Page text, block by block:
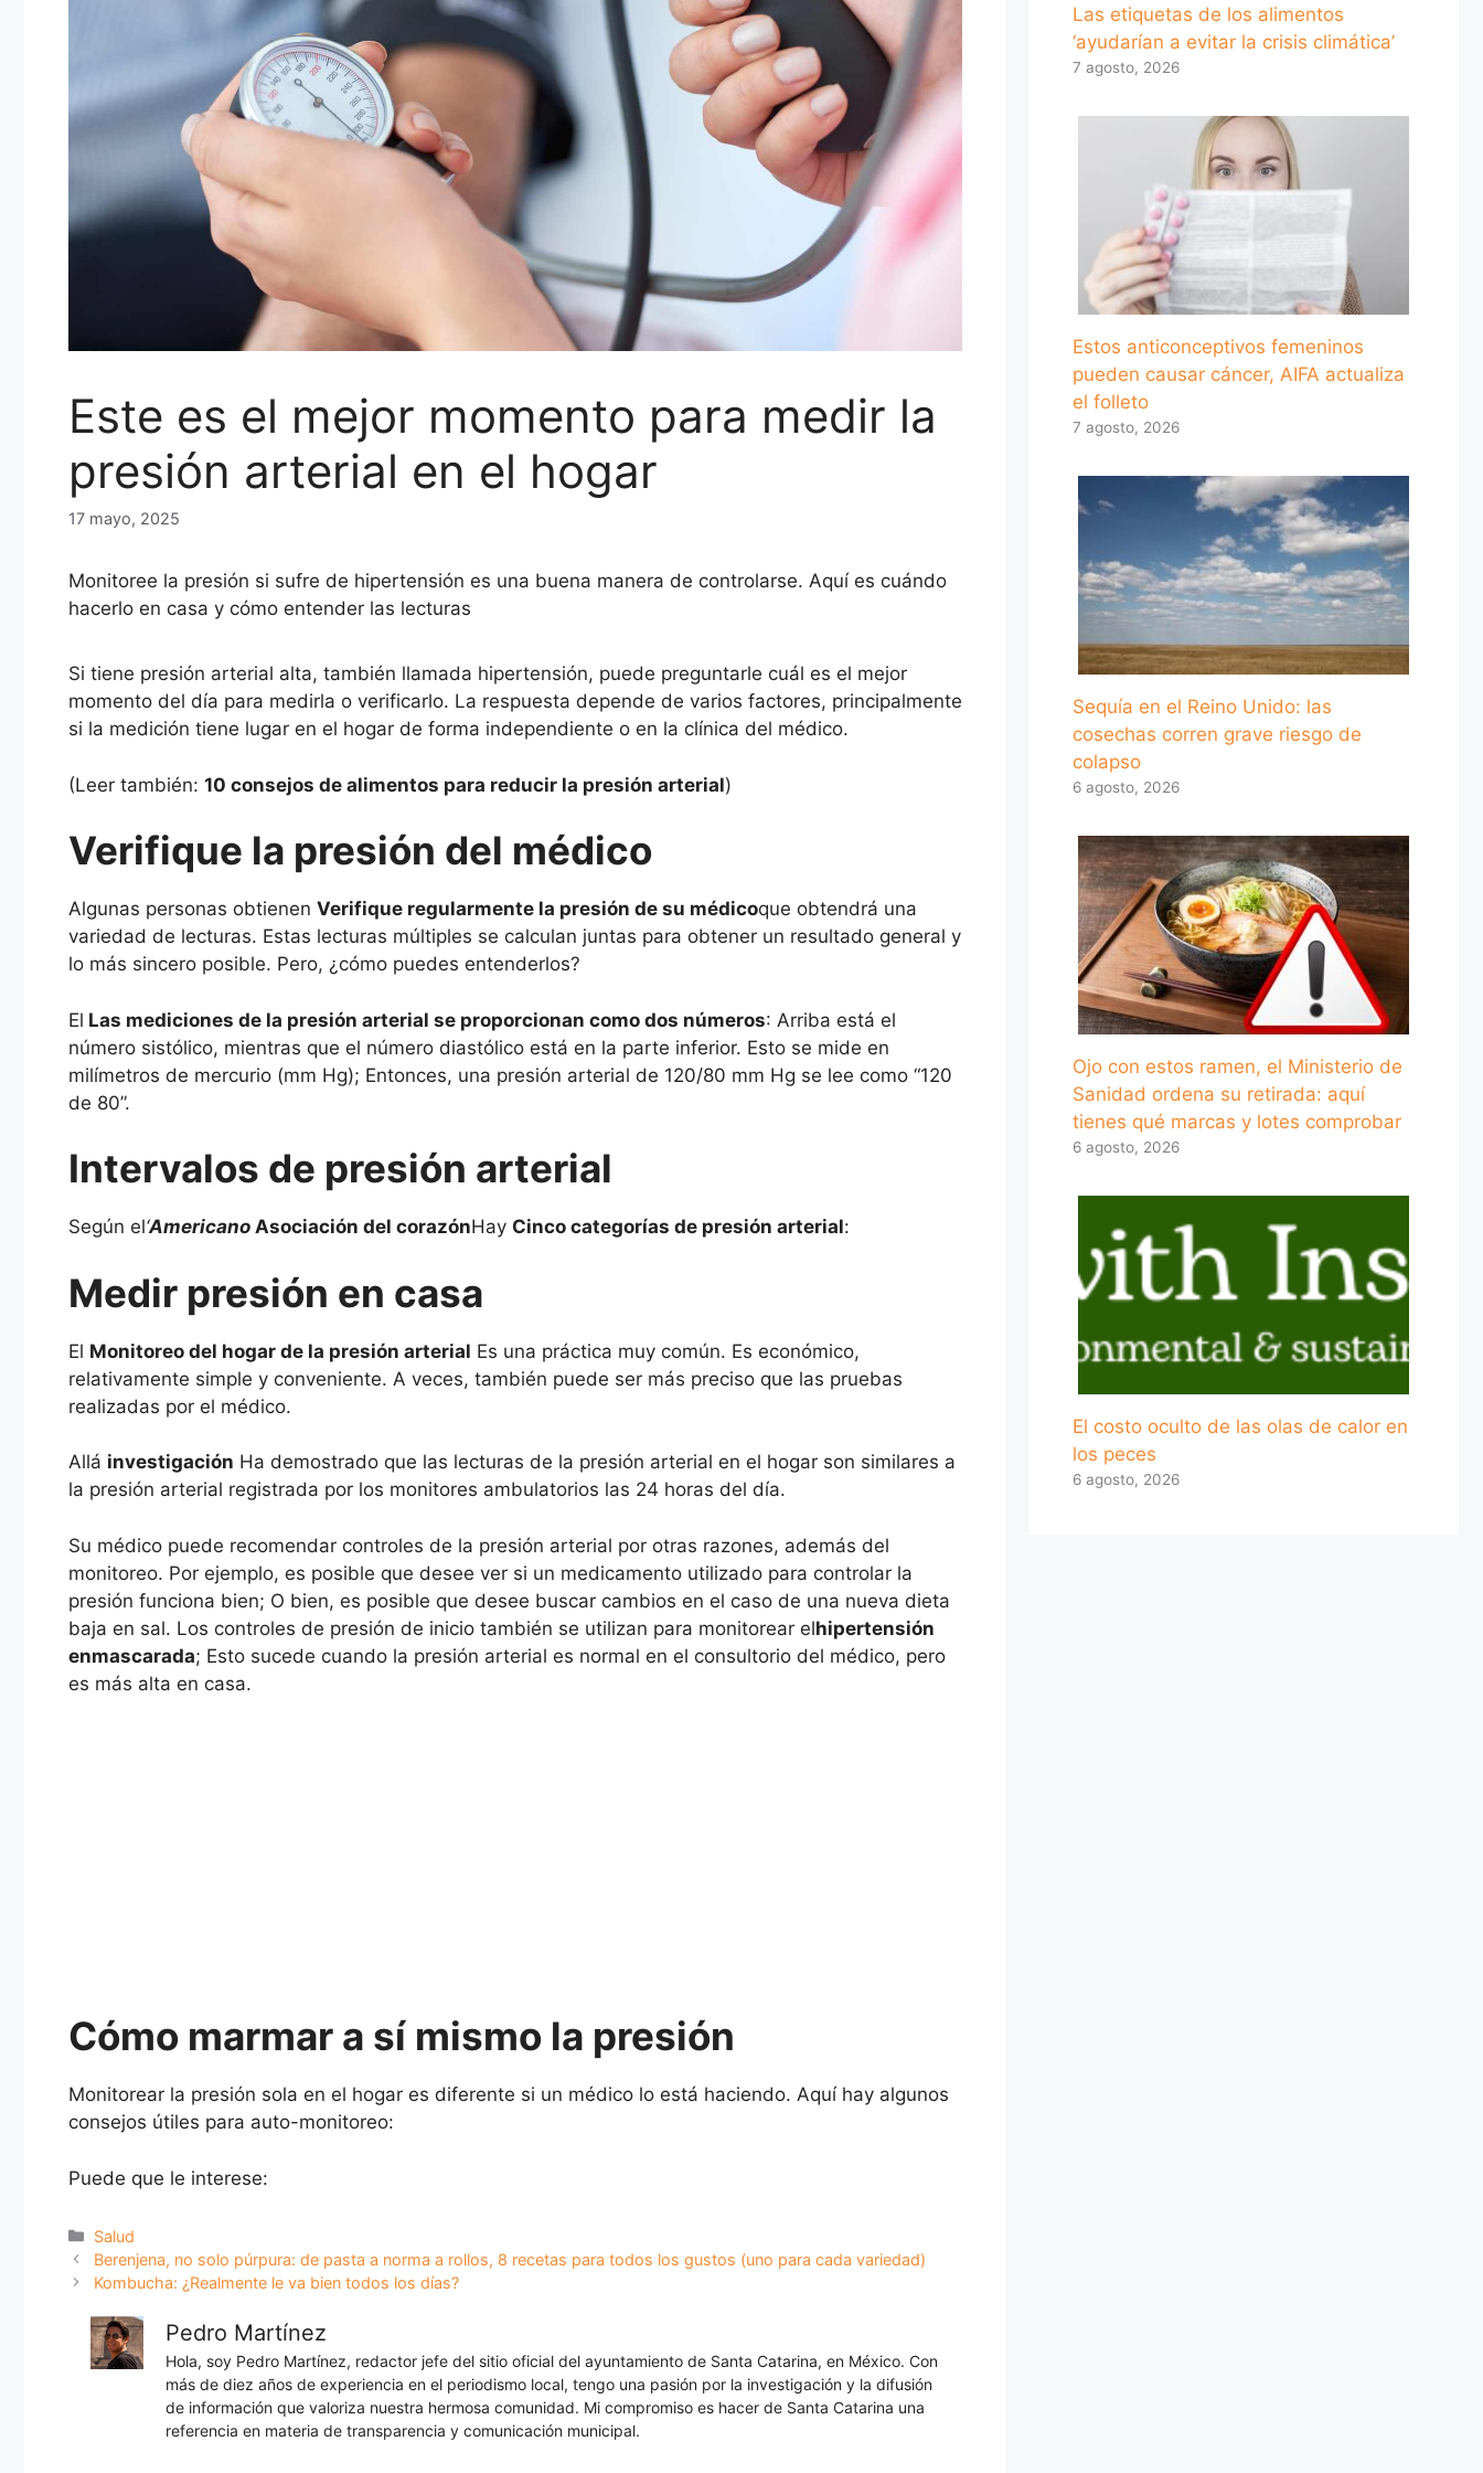
Este es el mejor momento para medir la
presión arterial en el hogar
17 mayo, 2025
Monitoree la presión si sufre de hipertensión es una buena manera de controlarse. Aquí es cuándo
hacerlo en casa y cómo entender las lecturas
Si tiene presión arterial alta, también llamada hipertensión, puede preguntarle cuál es el mejor
momento del día para medirla o verificarlo. La respuesta depende de varios factores, principalmente
si la medición tiene lugar en el hogar de forma independiente o en la clínica del médico.
(Leer también: 10 consejos de alimentos para reducir la presión arterial)
Verifique la presión del médico
Algunas personas obtienen Verifique regularmente la presión de su médicoque obtendrá una
variedad de lecturas. Estas lecturas múltiples se calculan juntas para obtener un resultado general y
lo más sincero posible. Pero, ¿cómo puedes entenderlos?
El Las mediciones de la presión arterial se proporcionan como dos números: Arriba está el
número sistólico, mientras que el número diastólico está en la parte inferior. Esto se mide en
milímetros de mercurio (mm Hg); Entonces, una presión arterial de 120/80 mm Hg se lee como “120
de 80”.
Intervalos de presión arterial
Según el‘Americano Asociación del corazónHay Cinco categorías de presión arterial:
Medir presión en casa
El Monitoreo del hogar de la presión arterial Es una práctica muy común. Es económico,
relativamente simple y conveniente. A veces, también puede ser más preciso que las pruebas
realizadas por el médico.
Allá investigación Ha demostrado que las lecturas de la presión arterial en el hogar son similares a
la presión arterial registrada por los monitores ambulatorios las 24 horas del día.
Su médico puede recomendar controles de la presión arterial por otras razones, además del
monitoreo. Por ejemplo, es posible que desee ver si un medicamento utilizado para controlar la
presión funciona bien; O bien, es posible que desee buscar cambios en el caso de una nueva dieta
baja en sal. Los controles de presión de inicio también se utilizan para monitorear elhipertensión
enmascarada; Esto sucede cuando la presión arterial es normal en el consultorio del médico, pero
es más alta en casa.
Cómo marmar a sí mismo la presión
Monitorear la presión sola en el hogar es diferente si un médico lo está haciendo. Aquí hay algunos
consejos útiles para auto-monitoreo:
Puede que le interese:
Categorías
Salud
Berenjena, no solo púrpura: de pasta a norma a rollos, 8 recetas para todos los gustos (uno para cada variedad)
Kombucha: ¿Realmente le va bien todos los días?
Pedro Martínez
Hola, soy Pedro Martínez, redactor jefe del sitio oficial del ayuntamiento de Santa Catarina, en México. Con
más de diez años de experiencia en el periodismo local, tengo una pasión por la investigación y la difusión
de información que valoriza nuestra hermosa comunidad. Mi compromiso es hacer de Santa Catarina una
referencia en materia de transparencia y comunicación municipal.
Las etiquetas de los alimentos
‘ayudarían a evitar la crisis climática’
7 agosto, 2026
Estos anticonceptivos femeninos
pueden causar cáncer, AIFA actualiza
el folleto
7 agosto, 2026
Sequía en el Reino Unido: las
cosechas corren grave riesgo de
colapso
6 agosto, 2026
Ojo con estos ramen, el Ministerio de
Sanidad ordena su retirada: aquí
tienes qué marcas y lotes comprobar
6 agosto, 2026
El costo oculto de las olas de calor en
los peces
6 agosto, 2026